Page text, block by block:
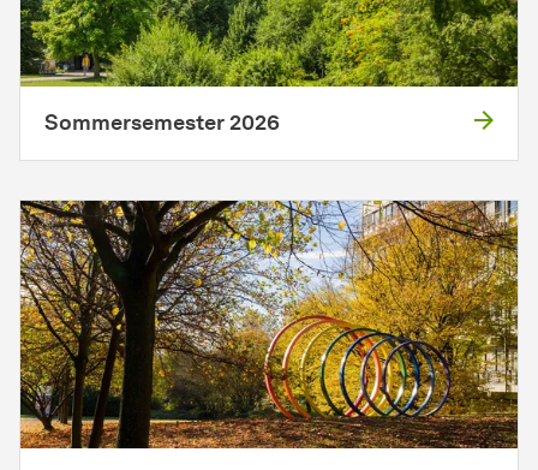
Sommersemester 2026